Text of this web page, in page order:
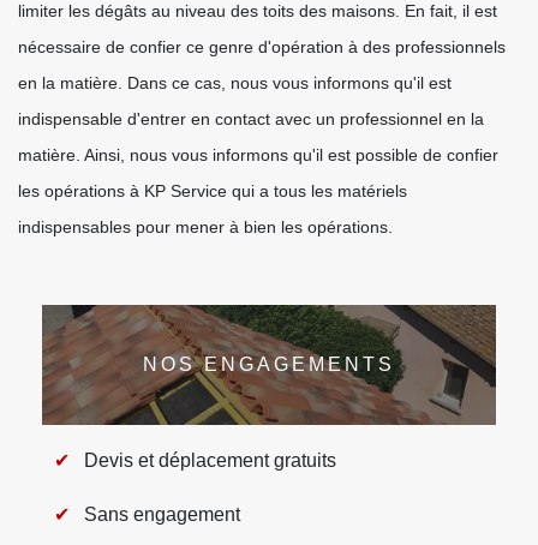
limiter les dégâts au niveau des toits des maisons. En fait, il est
nécessaire de confier ce genre d'opération à des professionnels
en la matière. Dans ce cas, nous vous informons qu'il est
indispensable d'entrer en contact avec un professionnel en la
matière. Ainsi, nous vous informons qu'il est possible de confier
les opérations à KP Service qui a tous les matériels
indispensables pour mener à bien les opérations.
NOS ENGAGEMENTS
Devis et déplacement gratuits
Sans engagement